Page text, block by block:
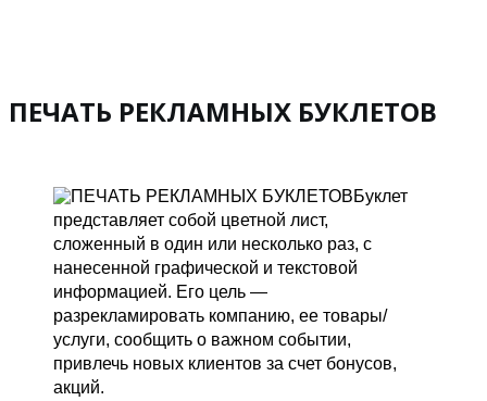
ПЕЧАТЬ РЕКЛАМНЫХ БУКЛЕТОВ
Буклет
представляет собой цветной лист,
сложенный в один или несколько раз, с
нанесенной графической и текстовой
информацией. Его цель —
разрекламировать компанию, ее товары/
услуги, сообщить о важном событии,
привлечь новых клиентов за счет бонусов,
акций.